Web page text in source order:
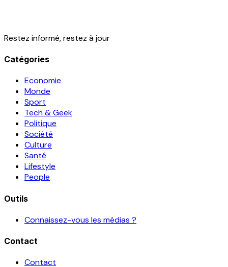
Restez informé, restez à jour
Catégories
Economie
Monde
Sport
Tech & Geek
Politique
Société
Culture
Santé
Lifestyle
People
Outils
Connaissez-vous les médias ?
Contact
Contact